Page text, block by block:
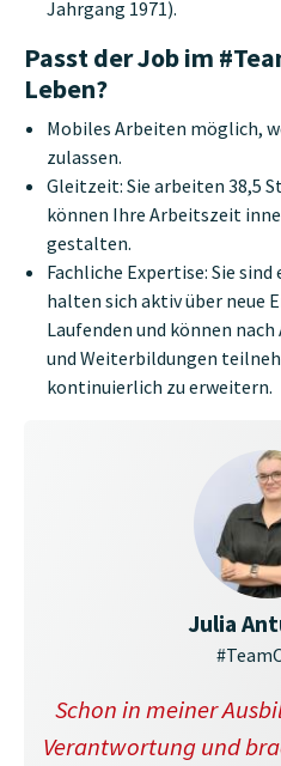
Jahrgang 1971).
Passt der Job im
Leben?
Mobiles Arbeiten möglich,
zulassen.
Gleitzeit: Sie arbeiten 38,5
können Ihre Arbeitszeit
gestalten.
Fachliche Expertise: Sie
halten sich aktiv über neue
Laufenden und können
und Weiterbildungen
kontinuierlich zu erweitern.
Julia
Schon in meiner
Verantwortung und